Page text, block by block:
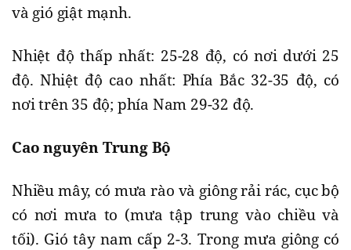
và gió giật mạnh.
Nhiệt độ thấp nhất: 25-28 độ, có nơi dưới 25
độ. Nhiệt độ cao nhất: Phía Bắc 32-35 độ, có
nơi trên 35 độ; phía Nam 29-32 độ.
Cao nguyên Trung Bộ
Nhiều mây, có mưa rào và giông rải rác, cục bộ
có nơi mưa to (mưa tập trung vào chiều và
tối). Gió tây nam cấp 2-3. Trong mưa giông có